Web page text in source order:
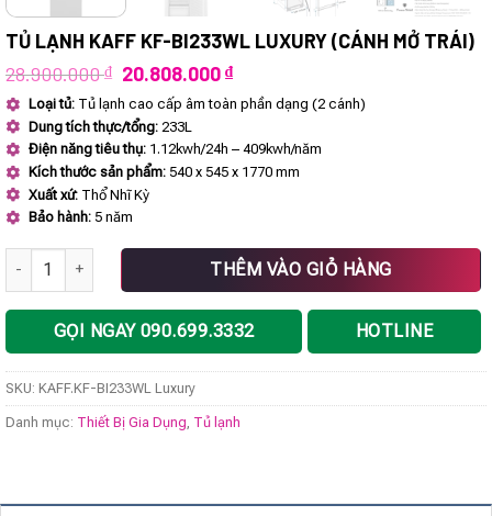
TỦ LẠNH KAFF KF-BI233WL LUXURY (CÁNH MỞ TRÁI)
28.900.000₫ Giá
là:
28.900.000 ₫.
20.808.000₫Giá
hiện
tại
20.808.000 ₫.
Loại tủ: Tủ lạnh cao cấp âm toàn phần dạng (2 cánh)
Dung tích thực/tổng: 233L
Điện năng tiêu thụ: 1.12kwh/24h – 409kwh/năm
Kích thước sản phẩm: 540 x 545 x 1770 mm
Xuất xứ: Thổ Nhĩ Kỳ
Bảo hành: 5 năm
Tủ lạnh KAFF KF-BI233WL Luxury (Cánh mở trái) số lượng
THÊM VÀO GIỎ HÀNG
GỌI NGAY 090.699.3332 HOTLINE
SKU: KAFF.KF-BI233WL Luxury
Danh mục: Thiết Bị Gia Dụng Tủ lạnh